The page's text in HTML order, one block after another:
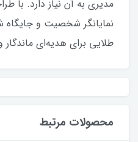
مدیری به آن نیاز دارد. با
نمایانگر شخصیت و
طلایی برای هدیه‌ای ماندگار و
محصولات مرتبط